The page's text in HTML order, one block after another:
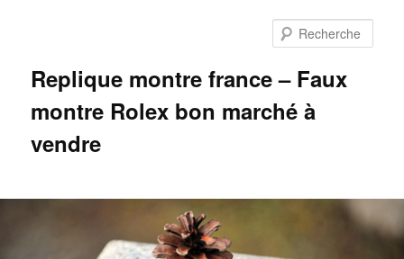
Replique montre france – Faux
montre Rolex bon marché à
vendre